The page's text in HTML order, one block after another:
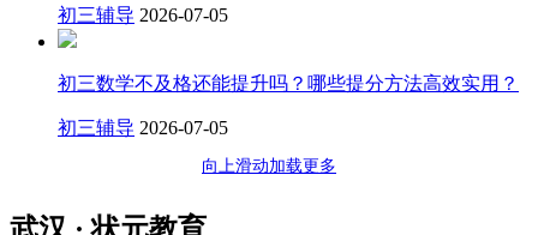
初三辅导 2026-07-05
初三数学不及格还能提升吗？哪些提分方法高效实用？
初三辅导 2026-07-05
向上滑动加载更多